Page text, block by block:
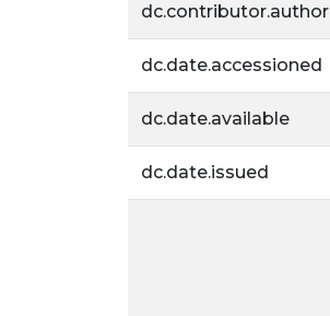
dc.contributor.author
dc.date.accessioned
dc.date.available
dc.date.issued